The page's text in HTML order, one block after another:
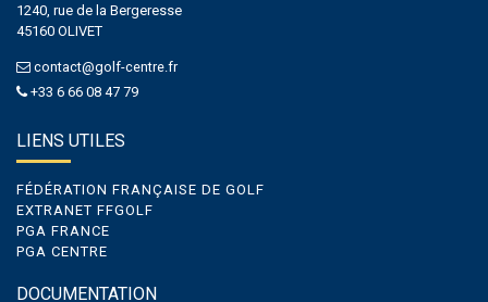
1240, rue de la Bergeresse
45160 OLIVET
contact@golf-centre.fr
+33 6 66 08 47 79
LIENS UTILES
FÉDÉRATION FRANÇAISE DE GOLF
EXTRANET FFGOLF
PGA FRANCE
PGA CENTRE
DOCUMENTATION